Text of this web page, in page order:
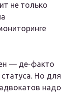
не только
— де-факто
Но для
надо